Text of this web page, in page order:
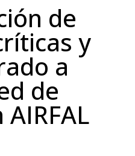
de
y
a
de